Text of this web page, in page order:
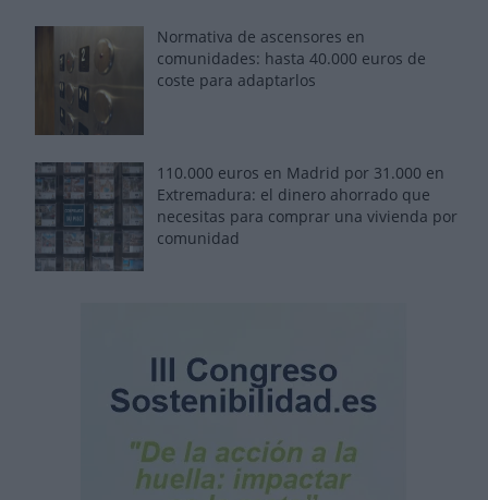
Normativa de ascensores en
comunidades: hasta 40.000 euros de
coste para adaptarlos
110.000 euros en Madrid por 31.000 en
Extremadura: el dinero ahorrado que
necesitas para comprar una vivienda por
comunidad